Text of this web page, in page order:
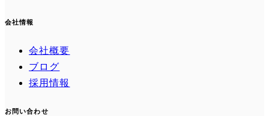
会社情報
会社概要
ブログ
採用情報
お問い合わせ